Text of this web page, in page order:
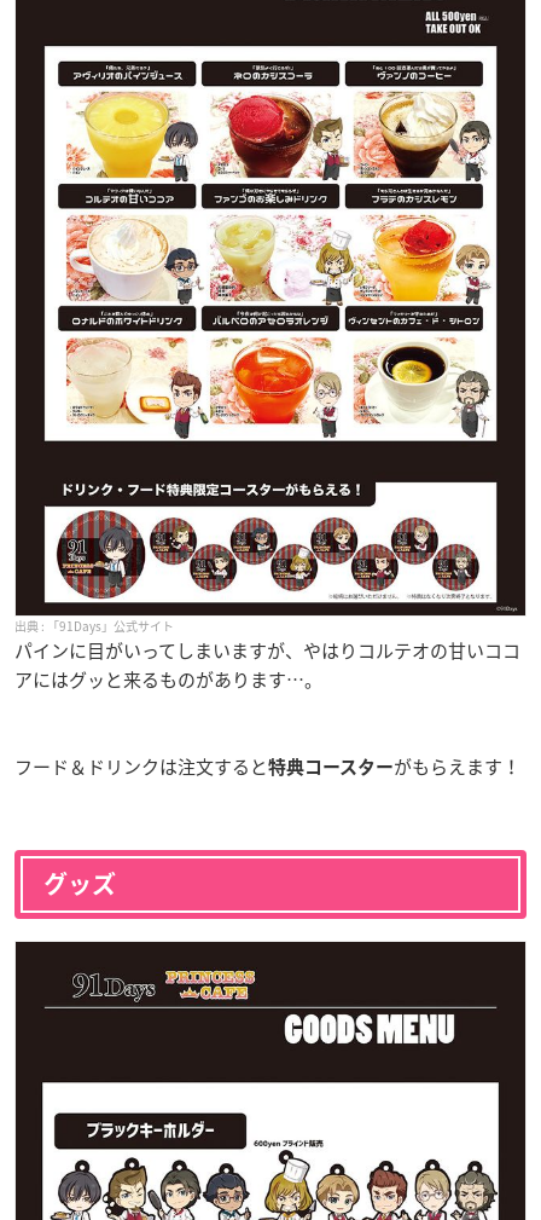
「91Days」公式サイト
パインに目がいってしまいますが、やはりコルテオの甘いココ
アにはグッと来るものがあります…。
フード＆ドリンクは注文すると特典コースターがもらえます！
グッズ